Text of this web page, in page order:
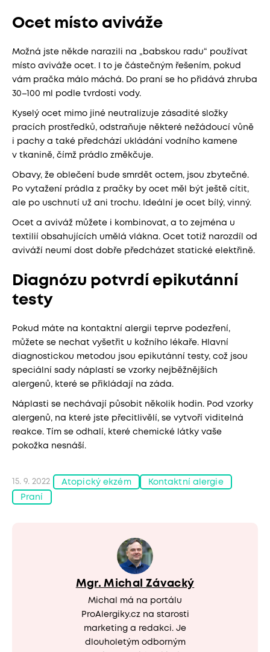
Ocet místo aviváže
Možná jste někde narazili na „babskou radu“ používat
místo aviváže ocet. I to je částečným řešením, pokud
vám pračka málo máchá. Do praní se ho přidává zhruba
30–100 ml podle tvrdosti vody.
Kyselý ocet mimo jiné neutralizuje zásadité složky
pracích prostředků, odstraňuje některé nežádoucí vůně
i pachy a také předchází ukládání vodního kamene
v tkanině, čímž prádlo změkčuje.
Obavy, že oblečení bude smrdět octem, jsou zbytečné.
Po vytažení prádla z pračky by ocet měl být ještě cítit,
ale po uschnutí už ani trochu. Ideální je ocet bílý, vinný.
Ocet a aviváž můžete i kombinovat, a to zejména u
textilií obsahujících umělá vlákna. Ocet totiž narozdíl od
aviváží neumí dost dobře předcházet statické elektřině.
Diagnózu potvrdí epikutánní
testy
Pokud máte na kontaktní alergii teprve podezření,
můžete se nechat vyšetřit u kožního lékaře. Hlavní
diagnostickou metodou jsou epikutánní testy, což jsou
speciální sady náplastí se vzorky nejběžnějších
alergenů, které se přikládají na záda.
Náplasti se nechávají působit několik hodin. Pod vzorky
alergenů, na které jste přecitlivělí, se vytvoří viditelná
reakce. Tím se odhalí, které chemické látky vaše
pokožka nesnáší.
15. 9. 2022 Atopický ekzém Kontaktní alergie
Praní
Mgr. Michal Závacký
Michal má na portálu
ProAlergiky.cz na starosti
marketing a redakci. Je
dlouholetým odborným